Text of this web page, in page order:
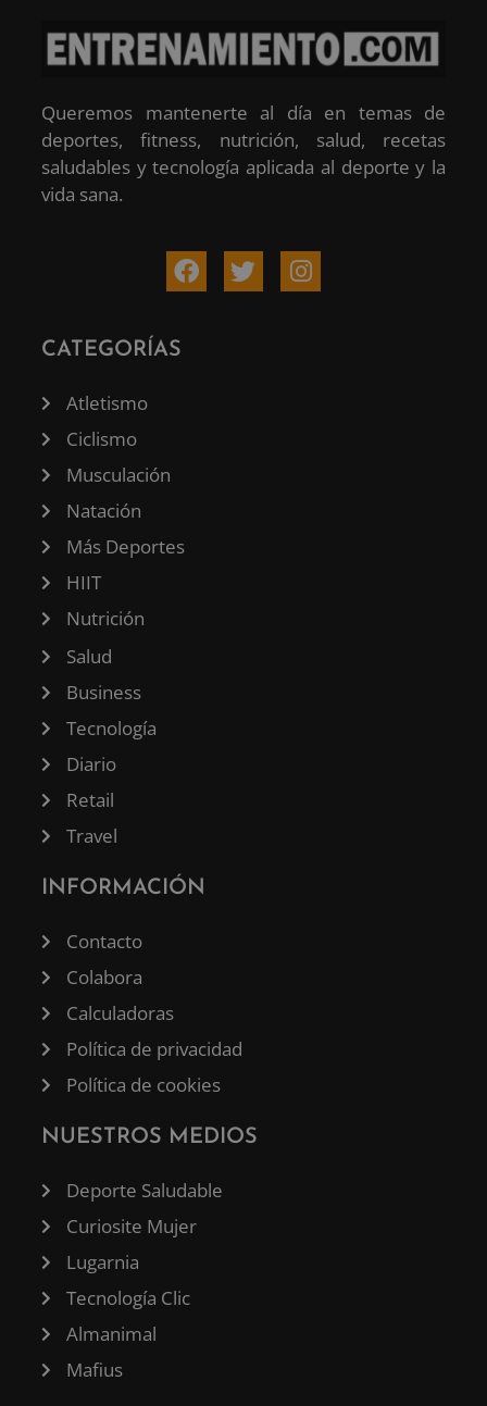
Queremos mantenerte al día en temas de
deportes, fitness, nutrición, salud, recetas
saludables y tecnología aplicada al deporte y la
vida sana.
CATEGORÍAS
Atletismo
Ciclismo
Musculación
Natación
Más Deportes
HIIT
Nutrición
Salud
Business
Tecnología
Diario
Retail
Travel
INFORMACIÓN
Contacto
Colabora
Calculadoras
Política de privacidad
Política de cookies
NUESTROS MEDIOS
Deporte Saludable
Curiosite Mujer
Lugarnia
Tecnología Clic
Almanimal
Mafius